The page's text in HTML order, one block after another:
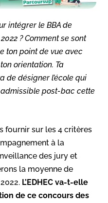
intégrer le BBA de
? Comment se sont
ton point de vue avec
orientation. Ta
de désigner l’école qui
post-bac cette
fournir sur les 4 critères
à la
des jury et
la moyenne de
L’EDHEC va-t-elle
de ce concours des